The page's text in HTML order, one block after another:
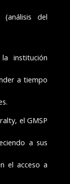
del
institución
a tiempo
el GMSP
a sus
el acceso a